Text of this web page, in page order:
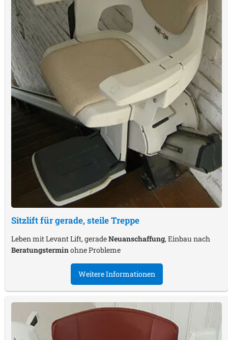
Sitzlift für gerade, steile Treppe
Leben mit Levant Lift, geradeNeuanschaffung, Einbau nach
Beratungsterminohne Probleme
Weitere Informationen